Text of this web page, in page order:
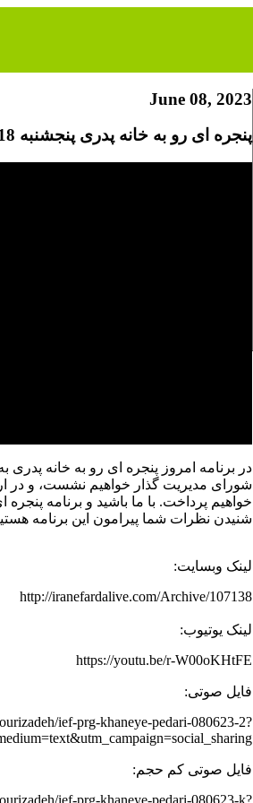
June 08, 2023
پنجره ای رو به خانه پدری پنجشنبه 18 خرداد 1402
در برنامه امروز پنجره ای رو به خانه
شورای مدیریت گذار خواهیم نشست، و در
خواهیم پرداخت. با ما باشید و برنامه پنجره
شنیدن نظرات شما پیرامون این برنامه
لینک وبسایت:
http://iranefardalive.com/Archive/107138
لینک یوتیوب:
https://youtu.be/r-W00oKHtFE
فایل صوتی:
ief-prg-khaneye-pedari-080623-2?
فایل صوتی کم حجم: